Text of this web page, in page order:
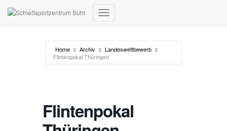
Navigation umschalten
Home Archiv
Landeswettbewerb
Flintenpokal Thüringen
Flintenpokal